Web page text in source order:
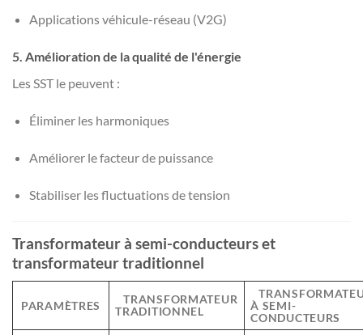
Applications véhicule-réseau (V2G)
5. Amélioration de la qualité de l'énergie
Les SST le peuvent :
Éliminer les harmoniques
Améliorer le facteur de puissance
Stabiliser les fluctuations de tension
Transformateur à semi-conducteurs et
transformateur traditionnel
PARAMÈTRES
TRANSFORMATEUR
TRADITIONNEL
À SEMI-
CONDUCTEURS